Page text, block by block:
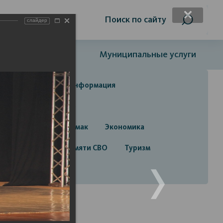
слабовидящих Поиск по сайту
Муниципальные услуги
Справочная информация
Строительство
город Стерлитамак Экономика
Лента памяти СВО Туризм
слайдер